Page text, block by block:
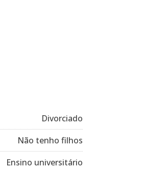
Divorciado
Não tenho filhos
Ensino universitário